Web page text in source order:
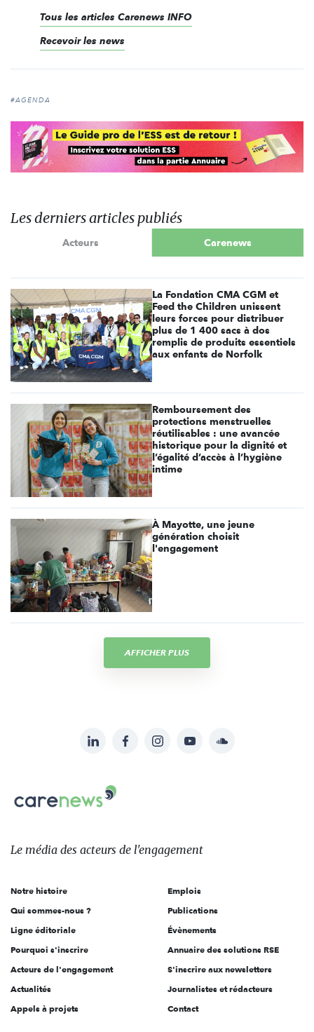
Tous les articles Carenews INFO
Recevoir les news
#AGENDA
Les derniers articles publiés
Acteurs Carenews
La Fondation CMA CGM et
Feed the Children unissent
leurs forces pour distribuer
plus de 1 400 sacs à dos
remplis de produits essentiels
aux enfants de Norfolk
Remboursement des
protections menstruelles
réutilisables : une avancée
historique pour la dignité et
l’égalité d’accès à l’hygiène
intime
À Mayotte, une jeune
génération choisit
l'engagement
AFFICHER PLUS
sur:
LinkedInFacebookInstagramYouTubeSoundcloud
Le
des
l'engagement
Le média des acteurs de l'engagement
Notre histoire
Qui sommes-nous ?
Ligne éditoriale
Pourquoi s'inscrire
Acteurs de l'engagement
Actualités
Appels à projets
Emplois
Publications
Évènements
Annuaire des solutions RSE
S'inscrire aux newsletters
Journalistes et rédacteurs
Contact